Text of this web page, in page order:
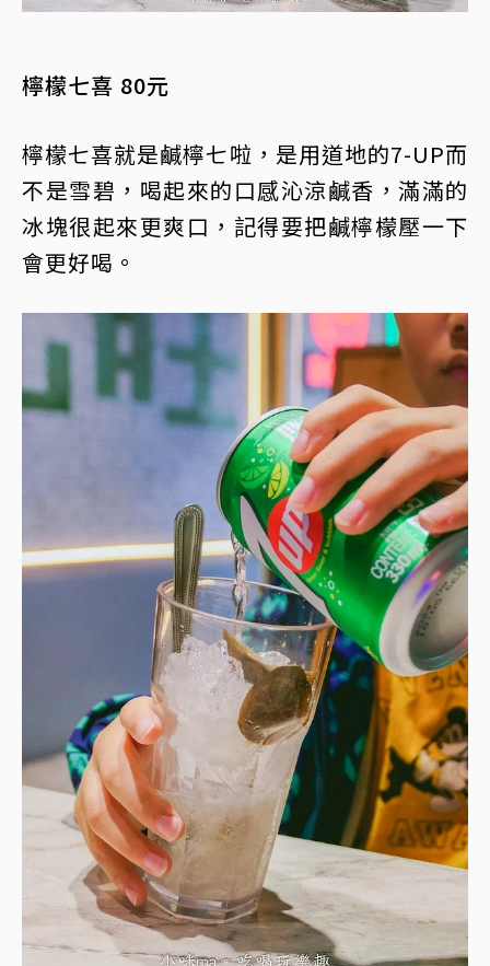
檸檬七喜 80元
檸檬七喜就是鹹檸七啦，是用道地的7-UP而
不是雪碧，喝起來的口感沁涼鹹香，滿滿的
冰塊很起來更爽口，記得要把鹹檸檬壓一下
會更好喝。